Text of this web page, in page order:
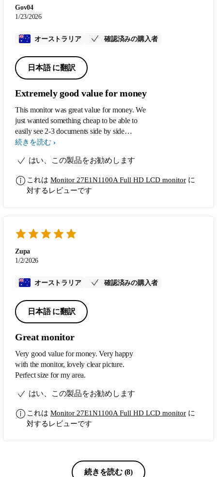
Gov04
1/23/2026
オーストラリア 確認済みの購入者
日本語 に翻訳
Extremely good value for money
This monitor was great value for money. We
just wanted something cheap to be able to
easily see 2-3 documents side by side
instead of making do with a 13” laptop
impressed with this monitor. Easy to set up
続きを読む
はい、この製品をお勧めします
これは Monitor 27E1N1100A Full HD LCD monitor に
対するレビューです
Zupa
1/2/2026
オーストラリア 確認済みの購入者
日本語 に翻訳
Great monitor
Very good value for money. Very happy
with the monitor, lovely clear picture.
Perfect size for my area.
はい、この製品をお勧めします
これは Monitor 27E1N1100A Full HD LCD monitor に
対するレビューです
続きを読む (8)